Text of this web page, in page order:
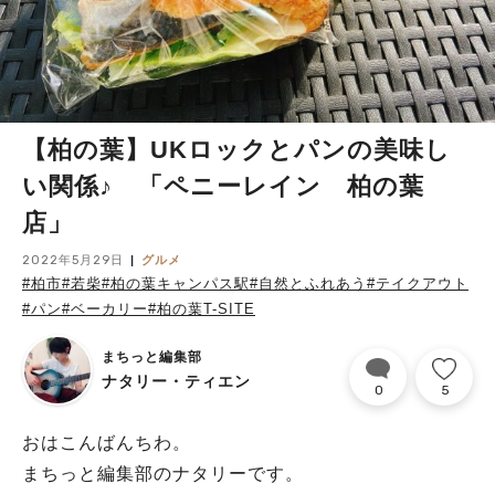
【柏の葉】UKロックとパンの美味し
い関係♪ 「ペニーレイン 柏の葉
店」
2022年5月29日 グルメ
#柏市#若柴#柏の葉キャンパス駅#自然とふれあう #テイクアウト
#パン#ベーカリー#柏の葉T-SITE
まちっと編集部
ナタリー・ティエン 0 5
おはこんばんちわ。
まちっと編集部のナタリーです。